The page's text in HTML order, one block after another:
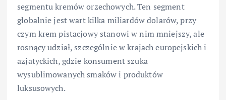
segmentu kremów orzechowych. Ten segment
globalnie jest wart kilka miliardów dolarów, przy
czym krem pistacjowy stanowi w nim mniejszy, ale
rosnący udział, szczególnie w krajach europejskich i
azjatyckich, gdzie konsument szuka
wysublimowanych smaków i produktów
luksusowych.